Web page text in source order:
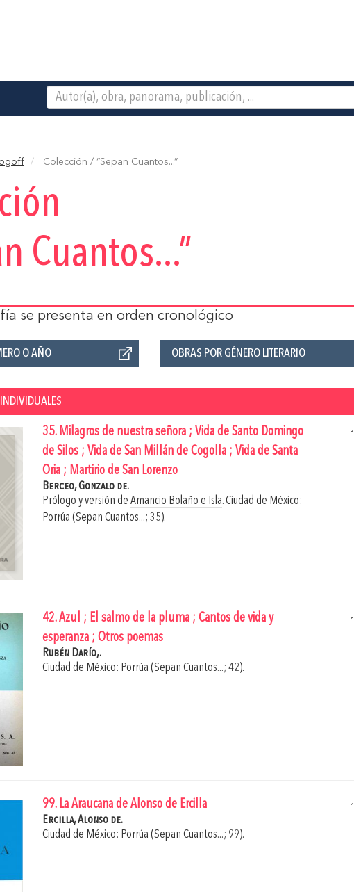
Colección / “Sepan Cuantos...”
Cuantos...”
se presenta en orden cronológico
O AÑO OBRAS POR GÉNERO LITERARIO
35. Milagros de nuestra señora ; Vida de Santo Domingo
de Silos ; Vida de San Millán de Cogolla ; Vida de Santa
Oria ; Martirio de San Lorenzo
Berceo, Gonzalo de.
Prólogo y versión deAmancio Bolaño e Isla.Ciudad de México:
Porrúa (Sepan Cuantos...; 35).
42. Azul ; El salmo de la pluma ; Cantos de vida y
esperanza ; Otros poemas
Rubén Darío,.
Ciudad de México: Porrúa (Sepan Cuantos...; 42).
99. La Araucana de Alonso de Ercilla
Ercilla, Alonso de.
Ciudad de México: Porrúa (Sepan Cuantos...; 99).